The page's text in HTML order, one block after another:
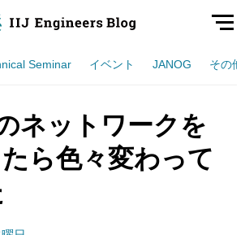
Seminar イベント JANOG その他
ネットワークを
ら色々変わって